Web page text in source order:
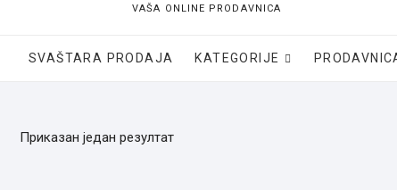
VAŠA ONLINE PRODAVNICA
SVAŠTARA PRODAJA KATEGORIJE
Приказан један резултат